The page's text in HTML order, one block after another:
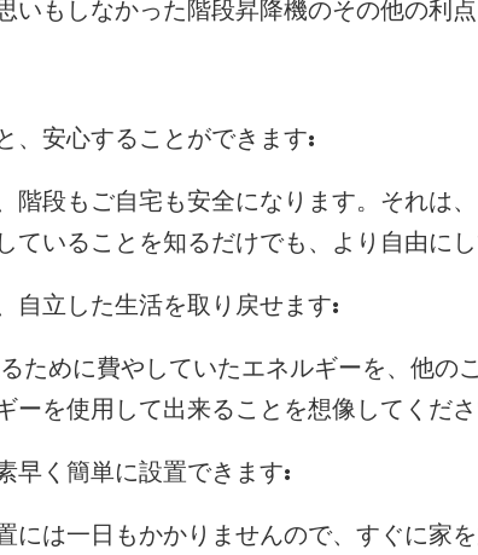
いもしなかった階段昇降機のその他の利点
、安心することができます:
階段もご自宅も安全になります。それは、
ていることを知るだけでも、より自由にし
自立した生活を取り戻せます:
ために費やしていたエネルギーを、他の
ーを使用して出来ることを想像してくださ
早く簡単に設置できます:
には一日もかかりませんので、すぐに家